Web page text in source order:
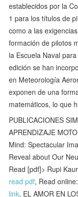
establecidos por la
1 para los títulos de
como a las
formación de pilotos
la Escuela Naval
edición se han
en Meteorología
exponen de una
matemáticos, lo que
PUBLICACIONES
APRENDIZAJE
Mind: Spectacular
Reveal about Our
Read [pdf]> Rupi
read pdf, Read
link, EL AMOR EN